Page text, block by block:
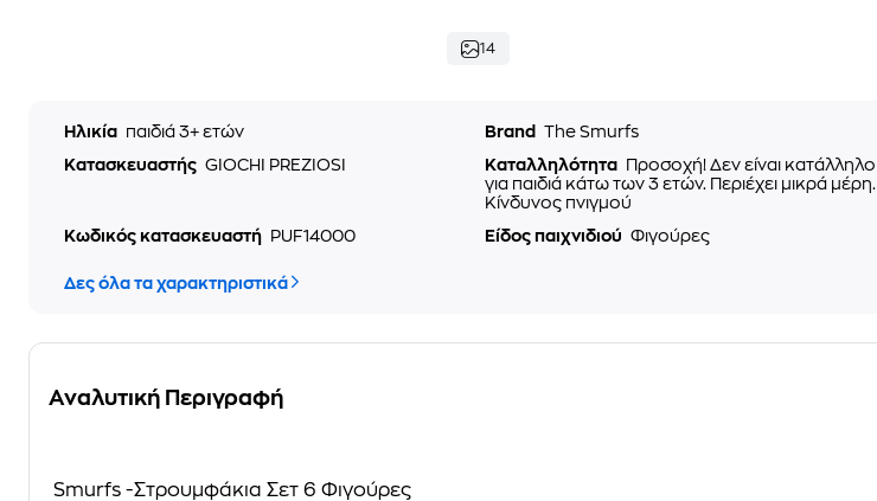
14
Ηλικία παιδιά 3+ ετών Brand
The Smurfs
Κατασκευαστής GIOCHI PREZIOSI Καταλληλότητα
Προσοχή! Δεν είναι κατάλληλο
για παιδιά κάτω των 3 ετών. Περιέχει μικρά μέρη.
Κίνδυνος πνιγμού
Κωδικός κατασκευαστή
PUF14000 Είδος παιχνιδιού Φιγούρες
Δες όλα τα χαρακτηριστικά
Αναλυτική Περιγραφή
Smurfs -Στρουμφάκια Σετ 6 Φιγούρες